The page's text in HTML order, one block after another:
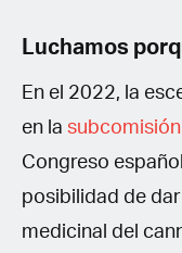
Luchamos
En el 2022, la
en la
Congreso
posibilidad de
medicinal del